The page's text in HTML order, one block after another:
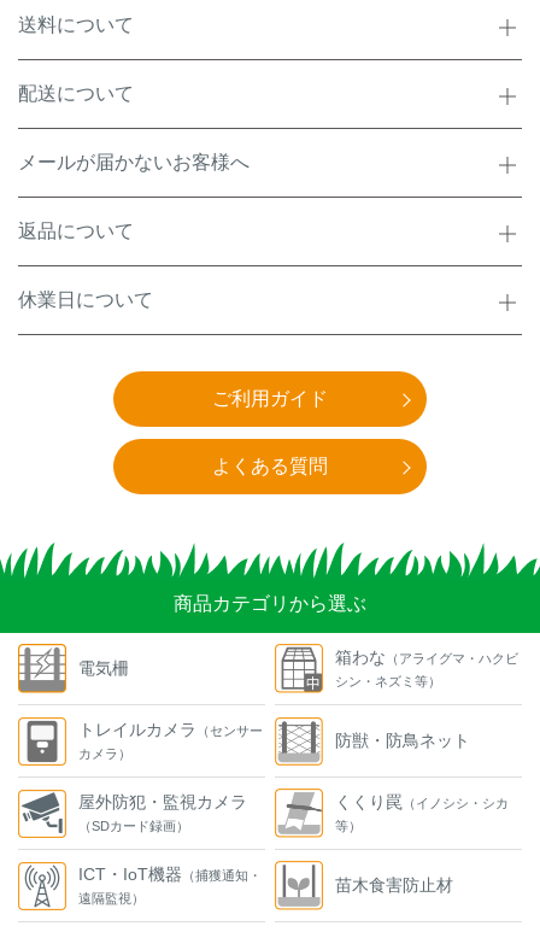
送料について
配送について
メールが届かないお客様へ
返品について
休業日について
ご利用ガイド
よくある質問
商品カテゴリから選ぶ
電気柵
トレイルカメラ
（センサー
カメラ）
屋外防犯・監視カメラ
（SDカード録画）
ICT・IoT機器 （捕獲通知・
遠隔監視）
箱わな （アライグマ・ハクビ
シン・ネズミ等）
防獣・防鳥ネット
くくり罠 （イノシシ・シカ
等）
苗木食害防止材